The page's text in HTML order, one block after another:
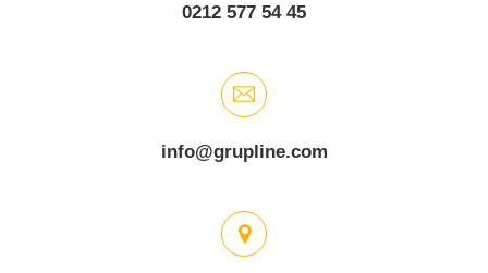
0212 577 54 45
info@grupline.com